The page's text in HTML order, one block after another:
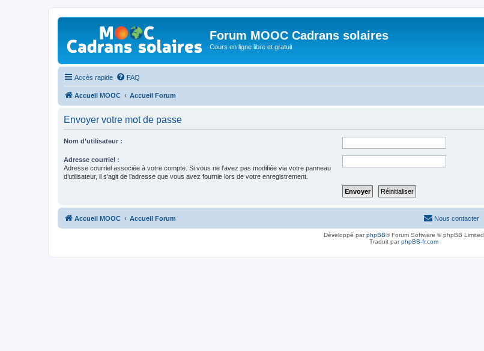
Forum MOOC Cadrans solaires
Cours en ligne libre et gratuit
Accès rapide FAQ
Accueil MOOC Accueil Forum
Envoyer votre mot de passe
Nom d’utilisateur :
Adresse courriel :
Adresse courriel associée à votre compte. Si vous ne l’avez pas modifiée via votre panneau
d’utilisateur, il s’agit de l’adresse que vous avez fournie lors de votre enregistrement.
Accueil MOOC Accueil Forum Nous contacter
Développé parphpBB® Forum Software © phpBB Limited
Traduit parphpBB-fr.com